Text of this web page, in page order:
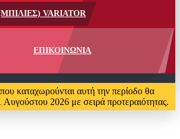
VARIATOR
ΕΠΙΚΟΙΝΩΝΙΑ
καταχωρούνται αυτή την περίοδο θα
Αυγούστου 2026 με σειρά προτεραιότητας.